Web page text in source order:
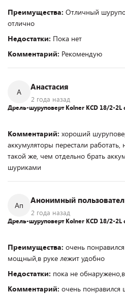
Преимущества: Отличный
отлично
Недостатки: Пока нет
Комментарий: Рекомендую
А
Анастасия
2 года назад
Дрель-шуруповерт Kolner KCD 18/2-
Комментарий: хороший
аккумуляторы перестали
такой же, чем отдельно брать
шуриками
Ап
Анонимный
2 года назад
Дрель-шуруповерт Kolner KCD 18/2-
Преимущества: очень
мощный,в руке лежит удобно
Недостатки: пока не
Комментарий: очень